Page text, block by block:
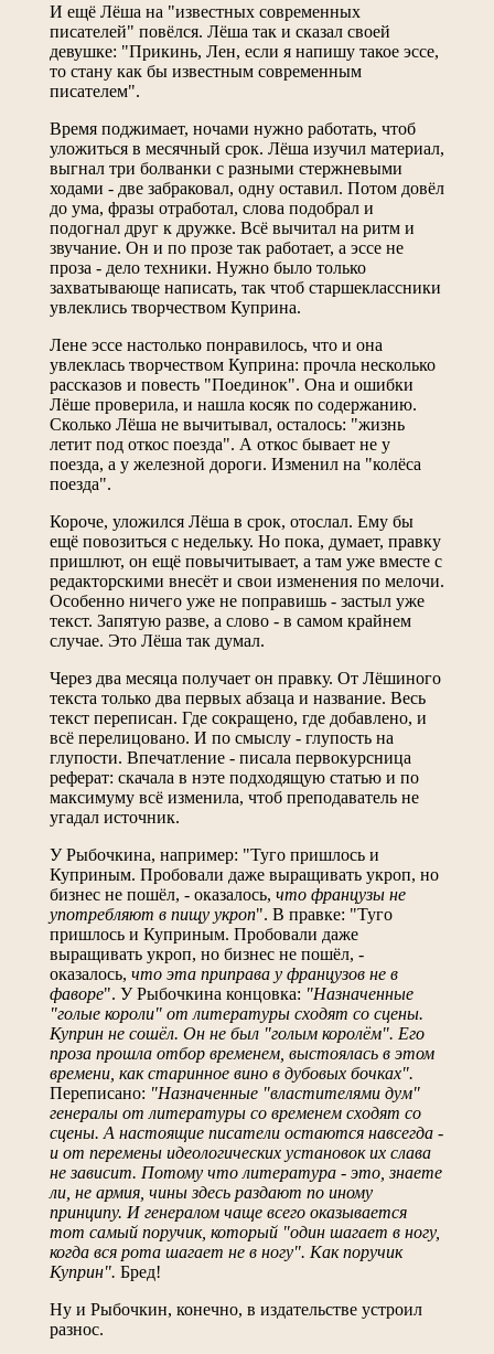
И ещё Лёша на "известных современных
писателей" повёлся. Лёша так и сказал своей
девушке: "Прикинь, Лен, если я напишу такое эссе,
то стану как бы известным современным
писателем".
Время поджимает, ночами нужно работать, чтоб
уложиться в месячный срок. Лёша изучил материал,
выгнал три болванки с разными стержневыми
ходами - две забраковал, одну оставил. Потом довёл
до ума, фразы отработал, слова подобрал и
подогнал друг к дружке. Всё вычитал на ритм и
звучание. Он и по прозе так работает, а эссе не
проза - дело техники. Нужно было только
захватывающе написать, так чтоб старшеклассники
увлеклись творчеством Куприна.
Лене эссе настолько понравилось, что и она
увлеклась творчеством Куприна: прочла несколько
рассказов и повесть "Поединок". Она и ошибки
Лёше проверила, и нашла косяк по содержанию.
Сколько Лёша не вычитывал, осталось: "жизнь
летит под откос поезда". А откос бывает не у
поезда, а у железной дороги. Изменил на "колёса
поезда".
Короче, уложился Лёша в срок, отослал. Ему бы
ещё повозиться с недельку. Но пока, думает, правку
пришлют, он ещё повычитывает, а там уже вместе с
редакторскими внесёт и свои изменения по мелочи.
Особенно ничего уже не поправишь - застыл уже
текст. Запятую разве, а слово - в самом крайнем
случае. Это Лёша так думал.
Через два месяца получает он правку. От Лёшиного
текста только два первых абзаца и название. Весь
текст переписан. Где сокращено, где добавлено, и
всё перелицовано. И по смыслу - глупость на
глупости. Впечатление - писала первокурсница
реферат: скачала в нэте подходящую статью и по
максимуму всё изменила, чтоб преподаватель не
угадал источник.
У Рыбочкина, например: "Туго пришлось и
Куприным. Пробовали даже выращивать укроп, но
бизнес не пошёл, - оказалось, что французы не
употребляют в пищу укроп". В правке: "Туго
пришлось и Куприным. Пробовали даже
выращивать укроп, но бизнес не пошёл, -
оказалось, что эта приправа у французов не в
фаворе". У Рыбочкина концовка: "Назначенные
"голые короли" от литературы сходят со сцены.
Куприн не сошёл. Он не был "голым королём". Его
проза прошла отбор временем, выстоялась в этом
времени, как старинное вино в дубовых бочках".
Переписано: "Назначенные "властителями дум"
генералы от литературы со временем сходят со
сцены. А настоящие писатели остаются навсегда -
и от перемены идеологических установок их слава
не зависит. Потому что литература - это, знаете
ли, не армия, чины здесь раздают по иному
принципу. И генералом чаще всего оказывается
тот самый поручик, который "один шагает в ногу,
когда вся рота шагает не в ногу". Как поручик
Куприн". Бред!
Ну и Рыбочкин, конечно, в издательстве устроил
разнос.